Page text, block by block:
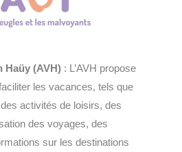
Haüy (AVH) : L’AVH propose
les vacances, tels que
activités de loisirs, des
des voyages, des
sur les destinations